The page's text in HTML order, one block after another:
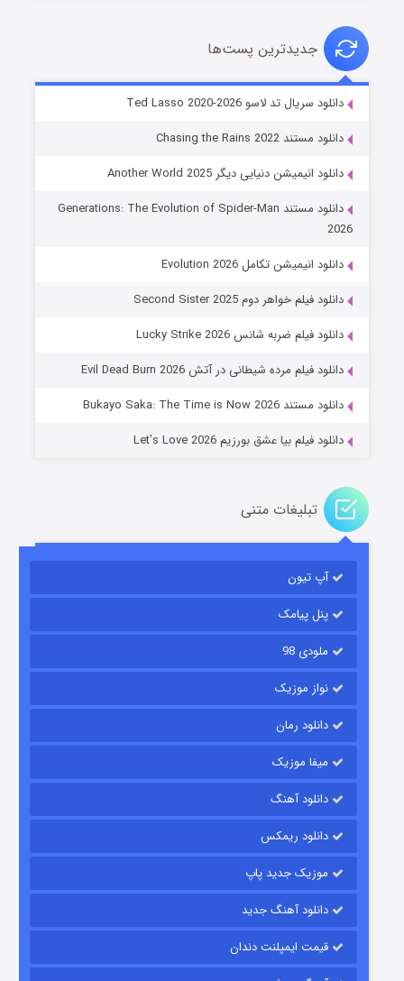
خاندان اژدها فصل ۳
جادوگری در مغولستان
باب اسفنجی فصل ۱۷
قسمت۶ (زیرنویس) منتشر شد
قسمت۱۵ (دوبله) منتشر شد
جدیدترین پست‌ها
دانلود سریال تد لاسو Ted Lasso 2020-2026
دانلود مستند Chasing the Rains 2022
دانلود انیمیشن دنیایی دیگر Another World 2025
دانلود مستند Generations: The Evolution of Spider-Man
2026
دانلود انیمیشن تکامل Evolution 2026
دانلود فیلم خواهر دوم Second Sister 2025
دانلود فیلم ضربه شانس Lucky Strike 2026
دانلود فیلم مرده شیطانی در آتش Evil Dead Burn 2026
دانلود مستند Bukayo Saka: The Time is Now 2026
دانلود فیلم بیا عشق بورزیم Let’s Love 2026
تبلیغات متنی
آپ تیون
پنل پیامک
ملودی 98
نواز موزیک
دانلود رمان
میفا موزیک
دانلود آهنگ
دانلود ریمکس
موزیک جدید پاپ
دانلود آهنگ جدید
قیمت ایمپلنت دندان